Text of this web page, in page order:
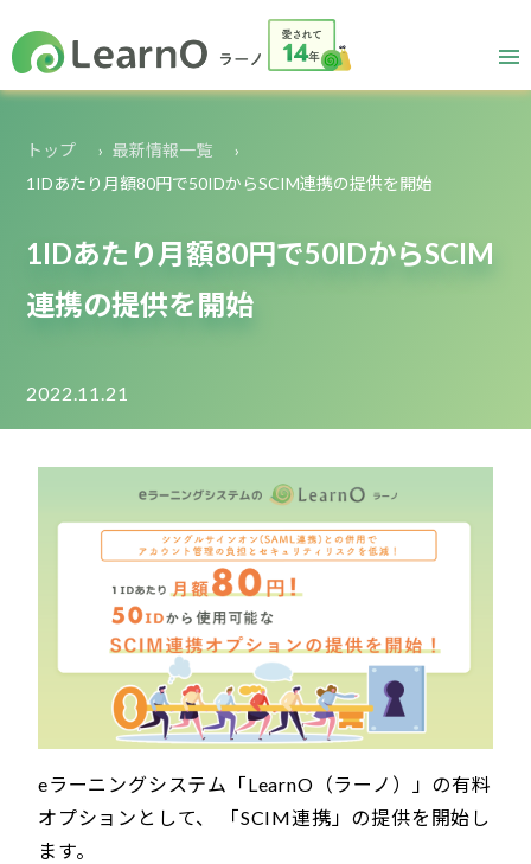
トップ
最新情報一覧
1IDあたり月額80円で50IDからSCIM連携の提供を開始
1IDあたり月額80円で50IDからSCIM
連携の提供を開始
2022.11.21
eラーニングシステム「LearnO（ラーノ）」の有料
オプションとして、 「SCIM連携」の提供を開始し
ます。